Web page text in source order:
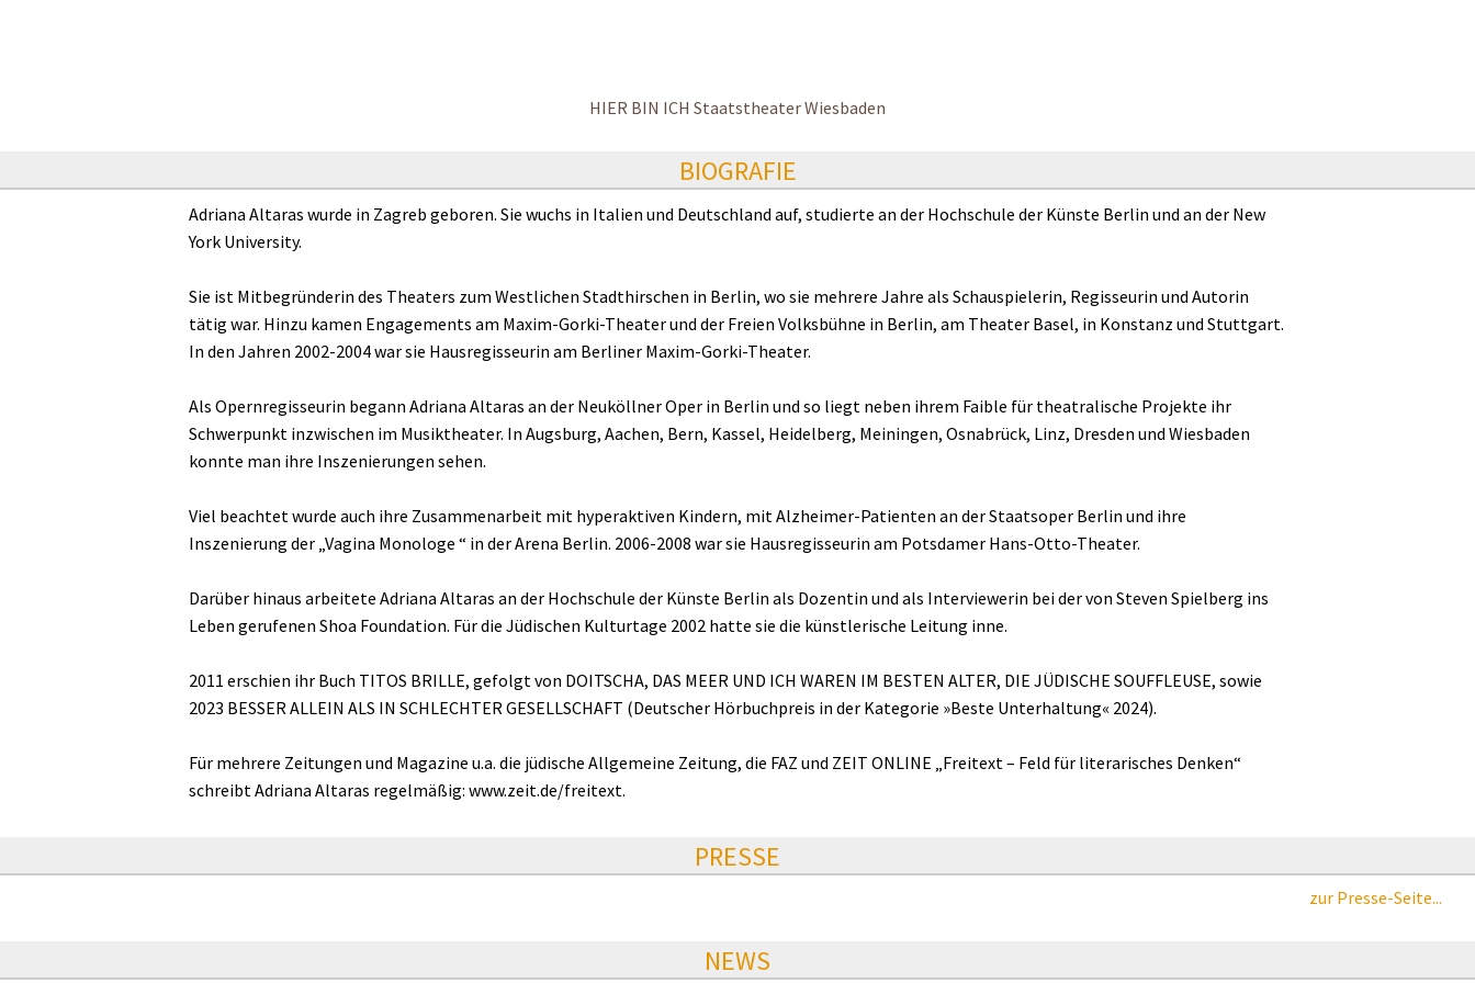
HIER BIN ICH Staatstheater Wiesbaden
BIOGRAFIE
Adriana Altaras wurde in Zagreb geboren. Sie wuchs in Italien und Deutschland auf, studierte an der Hochschule der Künste Berlin und an der New
York University.
Sie ist Mitbegründerin des Theaters zum Westlichen Stadthirschen in Berlin, wo sie mehrere Jahre als Schauspielerin, Regisseurin und Autorin
tätig war. Hinzu kamen Engagements am Maxim-Gorki-Theater und der Freien Volksbühne in Berlin, am Theater Basel, in Konstanz und Stuttgart.
In den Jahren 2002-2004 war sie Hausregisseurin am Berliner Maxim-Gorki-Theater.
Als Opernregisseurin begann Adriana Altaras an der Neuköllner Oper in Berlin und so liegt neben ihrem Faible für theatralische Projekte ihr
Schwerpunkt inzwischen im Musiktheater. In Augsburg, Aachen, Bern, Kassel, Heidelberg, Meiningen, Osnabrück, Linz, Dresden und Wiesbaden
konnte man ihre Inszenierungen sehen.
Viel beachtet wurde auch ihre Zusammenarbeit mit hyperaktiven Kindern, mit Alzheimer-Patienten an der Staatsoper Berlin und ihre
Inszenierung der „Vagina Monologe “ in der Arena Berlin. 2006-2008 war sie Hausregisseurin am Potsdamer Hans-Otto-Theater.
Darüber hinaus arbeitete Adriana Altaras an der Hochschule der Künste Berlin als Dozentin und als Interviewerin bei der von Steven Spielberg ins
Leben gerufenen Shoa Foundation. Für die Jüdischen Kulturtage 2002 hatte sie die künstlerische Leitung inne.
2011 erschien ihr Buch TITOS BRILLE, gefolgt von DOITSCHA, DAS MEER UND ICH WAREN IM BESTEN ALTER, DIE JÜDISCHE SOUFFLEUSE, sowie
2023 BESSER ALLEIN ALS IN SCHLECHTER GESELLSCHAFT (Deutscher Hörbuchpreis in der Kategorie »Beste Unterhaltung« 2024).
Für mehrere Zeitungen und Magazine u.a. die jüdische Allgemeine Zeitung, die FAZ und ZEIT ONLINE „Freitext – Feld für literarisches Denken“
schreibt Adriana Altaras regelmäßig: www.zeit.de/freitext.
PRESSE
zur Presse-Seite...
NEWS